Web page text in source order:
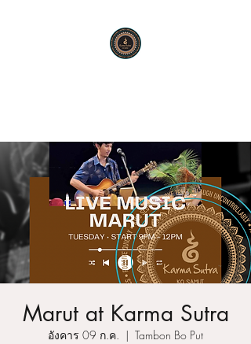
Marut at Karma Sutra
อังคาร 09 ก.ค.
  |
Tambon Bo Put